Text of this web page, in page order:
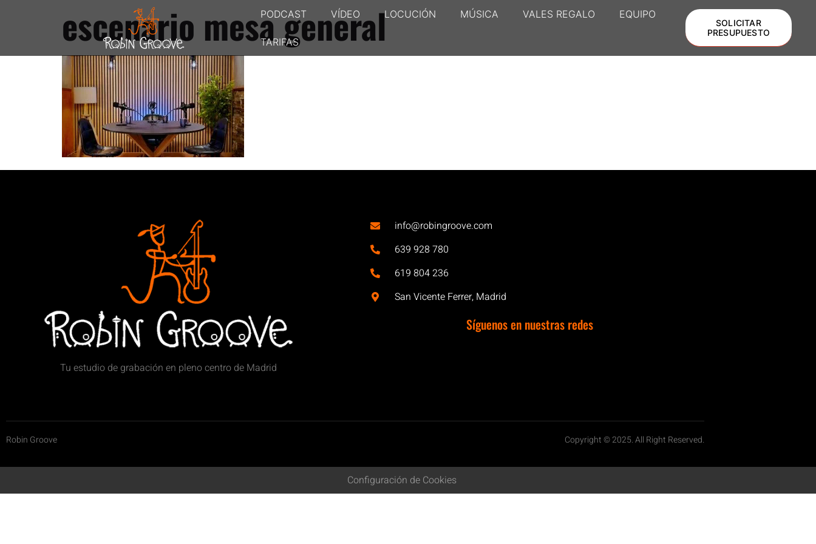
PODCAST VÍDEO LOCUCIÓN MÚSICA VALES REGALO EQUIPO
TARIFAS
SOLICITAR
PRESUPUESTO
escenario mesa general
Tu estudio de grabación en pleno centro de Madrid
info@robingroove.com
639 928 780
619 804 236
San Vicente Ferrer, Madrid
Síguenos en nuestras redes
Robin Groove Copyright © 2025. All Right Reserved.
Configuración de Cookies